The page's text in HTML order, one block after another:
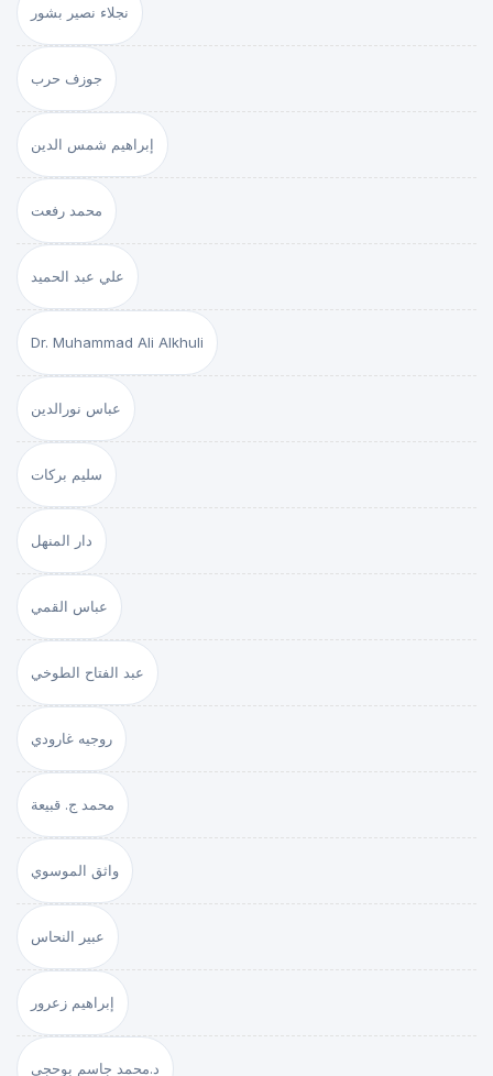
نجلاء نصير بشور
جوزف حرب
إبراهيم شمس الدين
محمد رفعت
علي عبد الحميد
Dr. Muhammad Ali Alkhuli
عباس نورالدين
سليم بركات
دار المنهل
عباس القمي
عبد الفتاح الطوخي
روجيه غارودي
محمد ج. قبيعة
واثق الموسوي
عبير النحاس
إبراهيم زعرور
د.محمد جاسم بوحجي